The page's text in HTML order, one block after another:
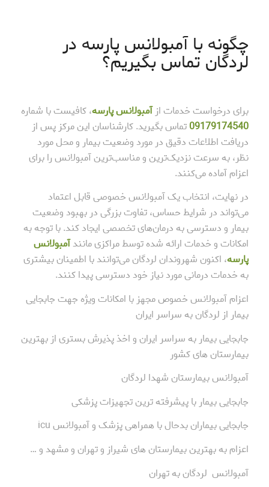
چگونه با آمبولانس پارسه در
لردگان تماس بگیریم؟
برای درخواست خدمات ازآمبولانس پارسه، کافیست با شماره
09179174540تماس بگیرید. کارشناسان این مرکز پس از
دریافت اطلاعات دقیق در مورد وضعیت بیمار و محل مورد
نظر، به سرعت نزدیک‌ترین و مناسب‌ترین آمبولانس را برای
اعزام آماده می‌کنند.
در نهایت، انتخاب یک آمبولانس خصوصی قابل اعتماد
می‌تواند در شرایط حساس، تفاوت بزرگی در بهبود وضعیت
بیمار و دسترسی به درمان‌های تخصصی ایجاد کند. با توجه به
امکانات و خدمات ارائه شده توسط مراکزی مانندآمبولانس
پارسه، اکنون شهروندان لردگان می‌توانند با اطمینان بیشتری
به خدمات درمانی مورد نیاز خود دسترسی پیدا کنند.
اعزام آمبولانس خصوص مجهز با امکانات ویژه جهت جابجایی
بیمار از لردگان به سراسر ایران
جابجایی بیمار به سراسر ایران و اخذ پذیرش بستری از بهترین
بیمارستان های کشور
آمبولانس بیمارستان شهدا لردگان
جابجایی بیمار با پیشرفته ترین تجهیزات پزشکی
جابجایی بیماران بدحال با همراهی پزشک و آمبولانس icu
اعزام به بهترین بیمارستان های شیراز و تهران و مشهد و …
آمبولانس لردگان به تهران